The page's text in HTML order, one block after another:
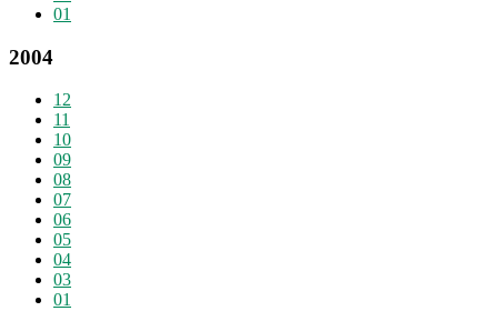
01
2004
12
11
10
09
08
07
06
05
04
03
01